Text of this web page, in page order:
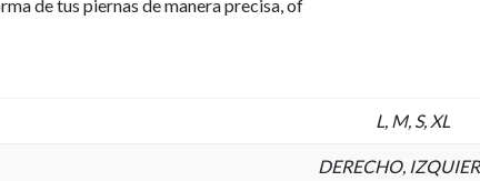
de tus piernas de manera precisa, of
L, M, S, XL
DERECHO,